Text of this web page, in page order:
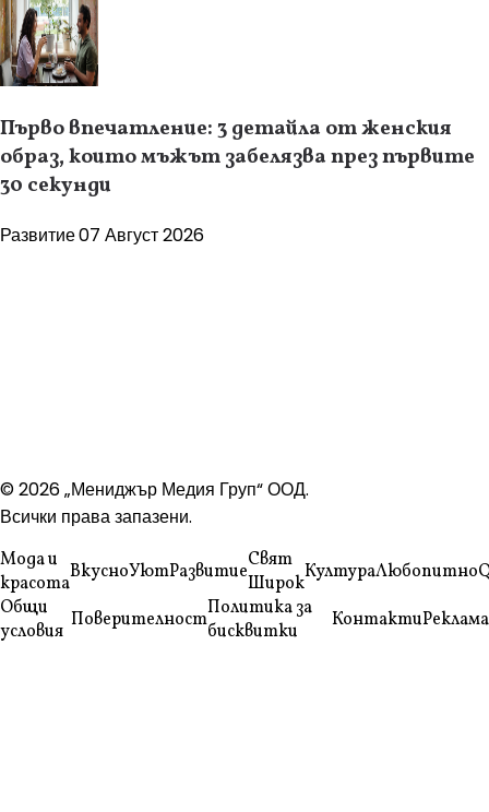
Първо впечатление: 3 детайла от женския
образ, които мъжът забелязва през първите
30 секунди
Развитие07 Август 2026
© 2026 „Мениджър Медия Груп“ ООД.
Всички права запазени.
Мода и
красотаВкусноУютРазвитиеСвят
ШирокКултураЛюбопитно
Общи
условия ПоверителностПолитика за
бисквитки
КонтактиРеклама